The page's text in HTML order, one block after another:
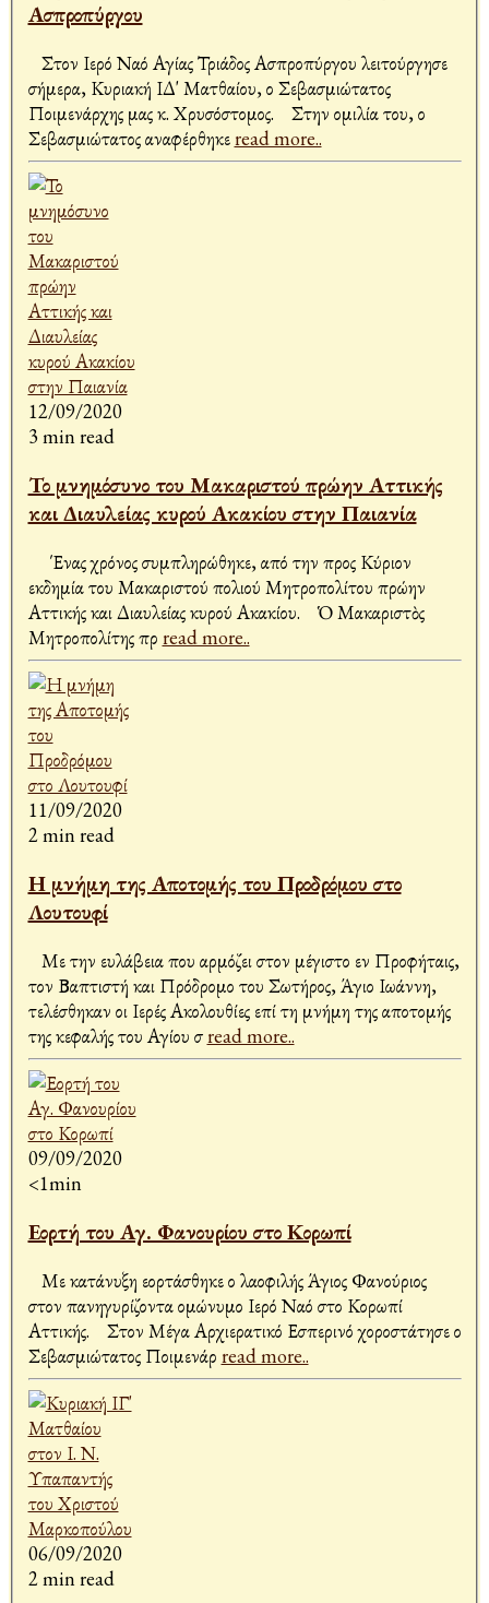
Ασπροπύργου
Στον Ιερό Ναό Αγίας Τριάδος Ασπροπύργου λειτούργησε
σήμερα, Κυριακή ΙΔ' Ματθαίου, ο Σεβασμιώτατος
Ποιμενάρχης μας κ. Χρυσόστομος. Στην ομιλία του, ο
Σεβασμιώτατος αναφέρθηκεread more..
12/09/2020
3 min read
Το μνημόσυνο του Μακαριστού πρώην Αττικής
και Διαυλείας κυρού Ακακίου στην Παιανία
Ένας χρόνος συμπληρώθηκε, από την προς Κύριον
εκδημία του Μακαριστού πολιού Μητροπολίτου πρώην
Αττικής και Διαυλείας κυρού Ακακίου. Ὁ Μακαριστὸς
Μητροπολίτης πρ read more..
11/09/2020
2 min read
Η μνήμη της Αποτομής του Προδρόμου στο
Λουτουφί
Με την ευλάβεια που αρμόζει στον μέγιστο εν Προφήταις,
τον Βαπτιστή και Πρόδρομο του Σωτήρος, Άγιο Ιωάννη,
τελέσθηκαν οι Ιερές Ακολουθίες επί τη μνήμη της αποτομής
της κεφαλής του Αγίου σread more..
09/09/2020
<1min
Εορτή του Αγ. Φανουρίου στο Κορωπί
Με κατάνυξη εορτάσθηκε ο λαοφιλής Άγιος Φανούριος
στον πανηγυρίζοντα ομώνυμο Ιερό Ναό στο Κορωπί
Αττικής. Στον Μέγα Αρχιερατικό Εσπερινό χοροστάτησε ο
Σεβασμιώτατος Ποιμενάρ read more..
06/09/2020
2 min read